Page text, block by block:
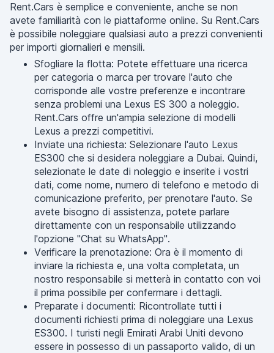
Rent.Cars è semplice e conveniente, anche se non
avete familiarità con le piattaforme online. Su Rent.Cars
è possibile noleggiare qualsiasi auto a prezzi convenienti
per importi giornalieri e mensili.
Sfogliare la flotta: Potete effettuare una ricerca
per categoria o marca per trovare l'auto che
corrisponde alle vostre preferenze e incontrare
senza problemi una Lexus ES 300 a noleggio.
Rent.Cars offre un'ampia selezione di modelli
Lexus a prezzi competitivi.
Inviate una richiesta: Selezionare l'auto Lexus
ES300 che si desidera noleggiare a Dubai. Quindi,
selezionate le date di noleggio e inserite i vostri
dati, come nome, numero di telefono e metodo di
comunicazione preferito, per prenotare l'auto. Se
avete bisogno di assistenza, potete parlare
direttamente con un responsabile utilizzando
l'opzione "Chat su WhatsApp".
Verificare la prenotazione: Ora è il momento di
inviare la richiesta e, una volta completata, un
nostro responsabile si metterà in contatto con voi
il prima possibile per confermare i dettagli.
Preparate i documenti: Ricontrollate tutti i
documenti richiesti prima di noleggiare una Lexus
ES300. I turisti negli Emirati Arabi Uniti devono
essere in possesso di un passaporto valido, di un